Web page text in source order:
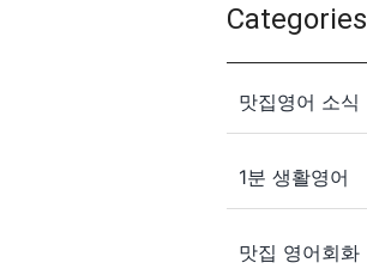
Categories
맛집영어 소식
1분 생활영어
맛집 영어회화